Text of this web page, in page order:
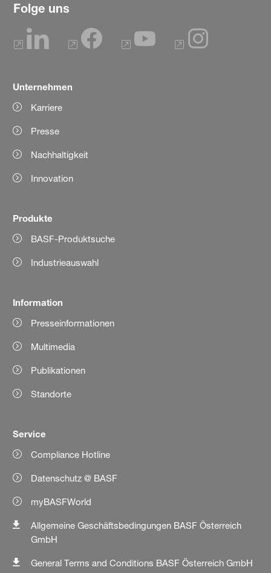
Folge uns
Unternehmen
Karriere
Presse
Nachhaltigkeit
Innovation
Produkte
BASF-Produktsuche
Industrieauswahl
Information
Presseinformationen
Multimedia
Publikationen
Standorte
Service
Compliance Hotline
Datenschutz @ BASF
myBASFWorld
Allgemeine Geschäftsbedingungen BASF Österreich
GmbH
General Terms and Conditions BASF Österreich GmbH